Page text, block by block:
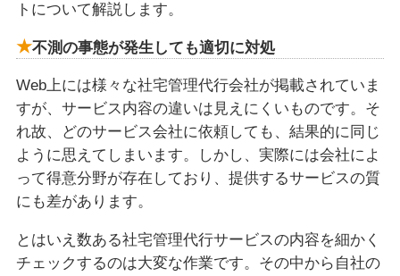
トについて解説します。
不測の事態が発生しても適切に対処
Web上には様々な社宅管理代行会社が掲載されていま
すが、サービス内容の違いは見えにくいものです。そ
れ故、どのサービス会社に依頼しても、結果的に同じ
ように思えてしまいます。しかし、実際には会社によ
って得意分野が存在しており、提供するサービスの質
にも差があります。
とはいえ数ある社宅管理代行サービスの内容を細かく
チェックするのは大変な作業です。その中から自社の